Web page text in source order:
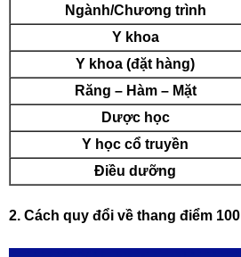
Ngành/Chương trình
Y khoa
Y khoa (đặt hàng)
Răng – Hàm – Mặt
Dược học
Y học cổ truyền
Điều dưỡng
2. Cách quy đổi về thang điểm 100